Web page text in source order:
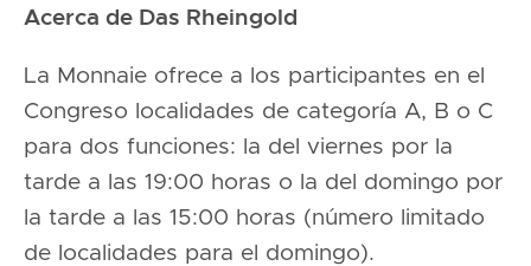
Acerca de Das Rheingold
La Monnaie ofrece a los participantes en el
Congreso localidades de categoría A, B o C
para dos funciones: la del viernes por la
tarde a las 19:00 horas o la del domingo por
la tarde a las 15:00 horas (número limitado
de localidades para el domingo).